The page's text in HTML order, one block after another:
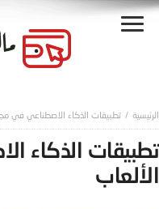
تطبيقات الذكاء الاصطناعي في
تطبيقات الذكاء
الألعاب